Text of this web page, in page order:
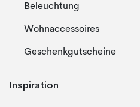
Beleuchtung
Wohnaccessoires
Geschenkgutscheine
Inspiration